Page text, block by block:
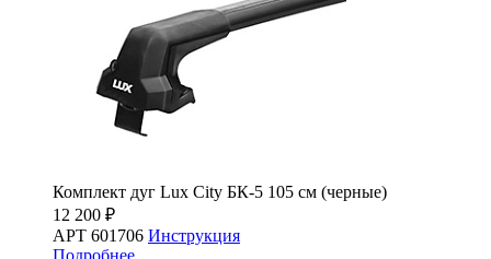
Комплект дуг Lux City БК-5 105 см (черные)
12 200 ₽
АРТ 601706 Инструкция
Подробнее